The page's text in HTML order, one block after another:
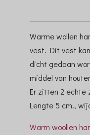
Warme wollen
vest. Dit vest
dicht gedaan
middel van
Er zitten 2 echte
Lengte 5 cm.,
Warm woollen